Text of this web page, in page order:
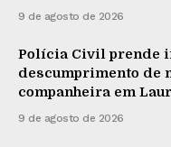
9 de agosto de 2026
Polícia Civil prende
descumprimento de
companheira em
9 de agosto de 2026